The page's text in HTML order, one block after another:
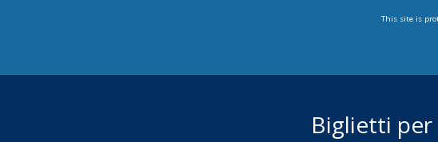
This site is
Biglietti